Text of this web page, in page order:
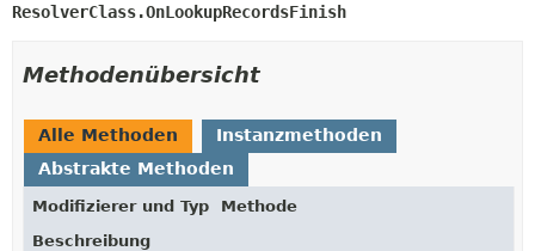
ResolverClass.OnLookupRecordsFinish
Methodenübersicht
Alle Methoden
Instanzmethoden
Abstrakte Methoden
Modifizierer und Typ
Methode
Beschreibung